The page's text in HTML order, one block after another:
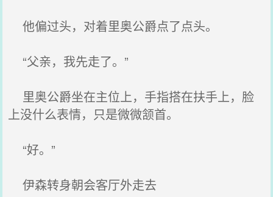
他偏过头，对着里奥公爵点了点头。
“父亲，我先走了。”
里奥公爵坐在主位上，手指搭在扶手上，脸
上没什么表情，只是微微颔首。
“好。”
伊森转身朝会客厅外走去